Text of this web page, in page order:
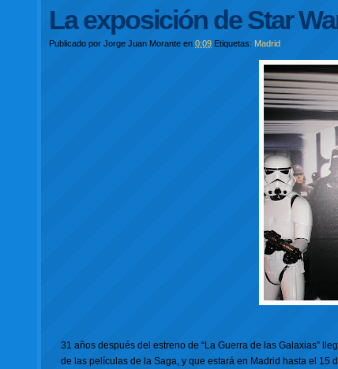
La exposición de Star
Publicado porJorge Juan Morante en0:09 Etiquetas: Madrid
31 años después del estreno de “La Guerra de las Galaxias”
de las películas de la Saga, y que estará en Madrid hasta el 15